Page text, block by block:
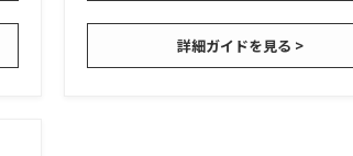
詳細ガイドを見る >